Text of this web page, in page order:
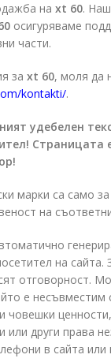
на xt 60.
осигуряваме
части.
за xt 60, моля да
kontakti/.
удебелен
Страницата
марки са само
на
на сайта.
отговорност.
е несъвместим
човешки
или други права
в сайта или